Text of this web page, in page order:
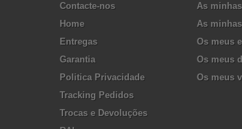
Contacte-nos
Home
Entregas
Garantia
Politica Privacidade
Tracking Pedidos
Trocas e Devoluções
As
As
Os meus
Os meus
Os meus